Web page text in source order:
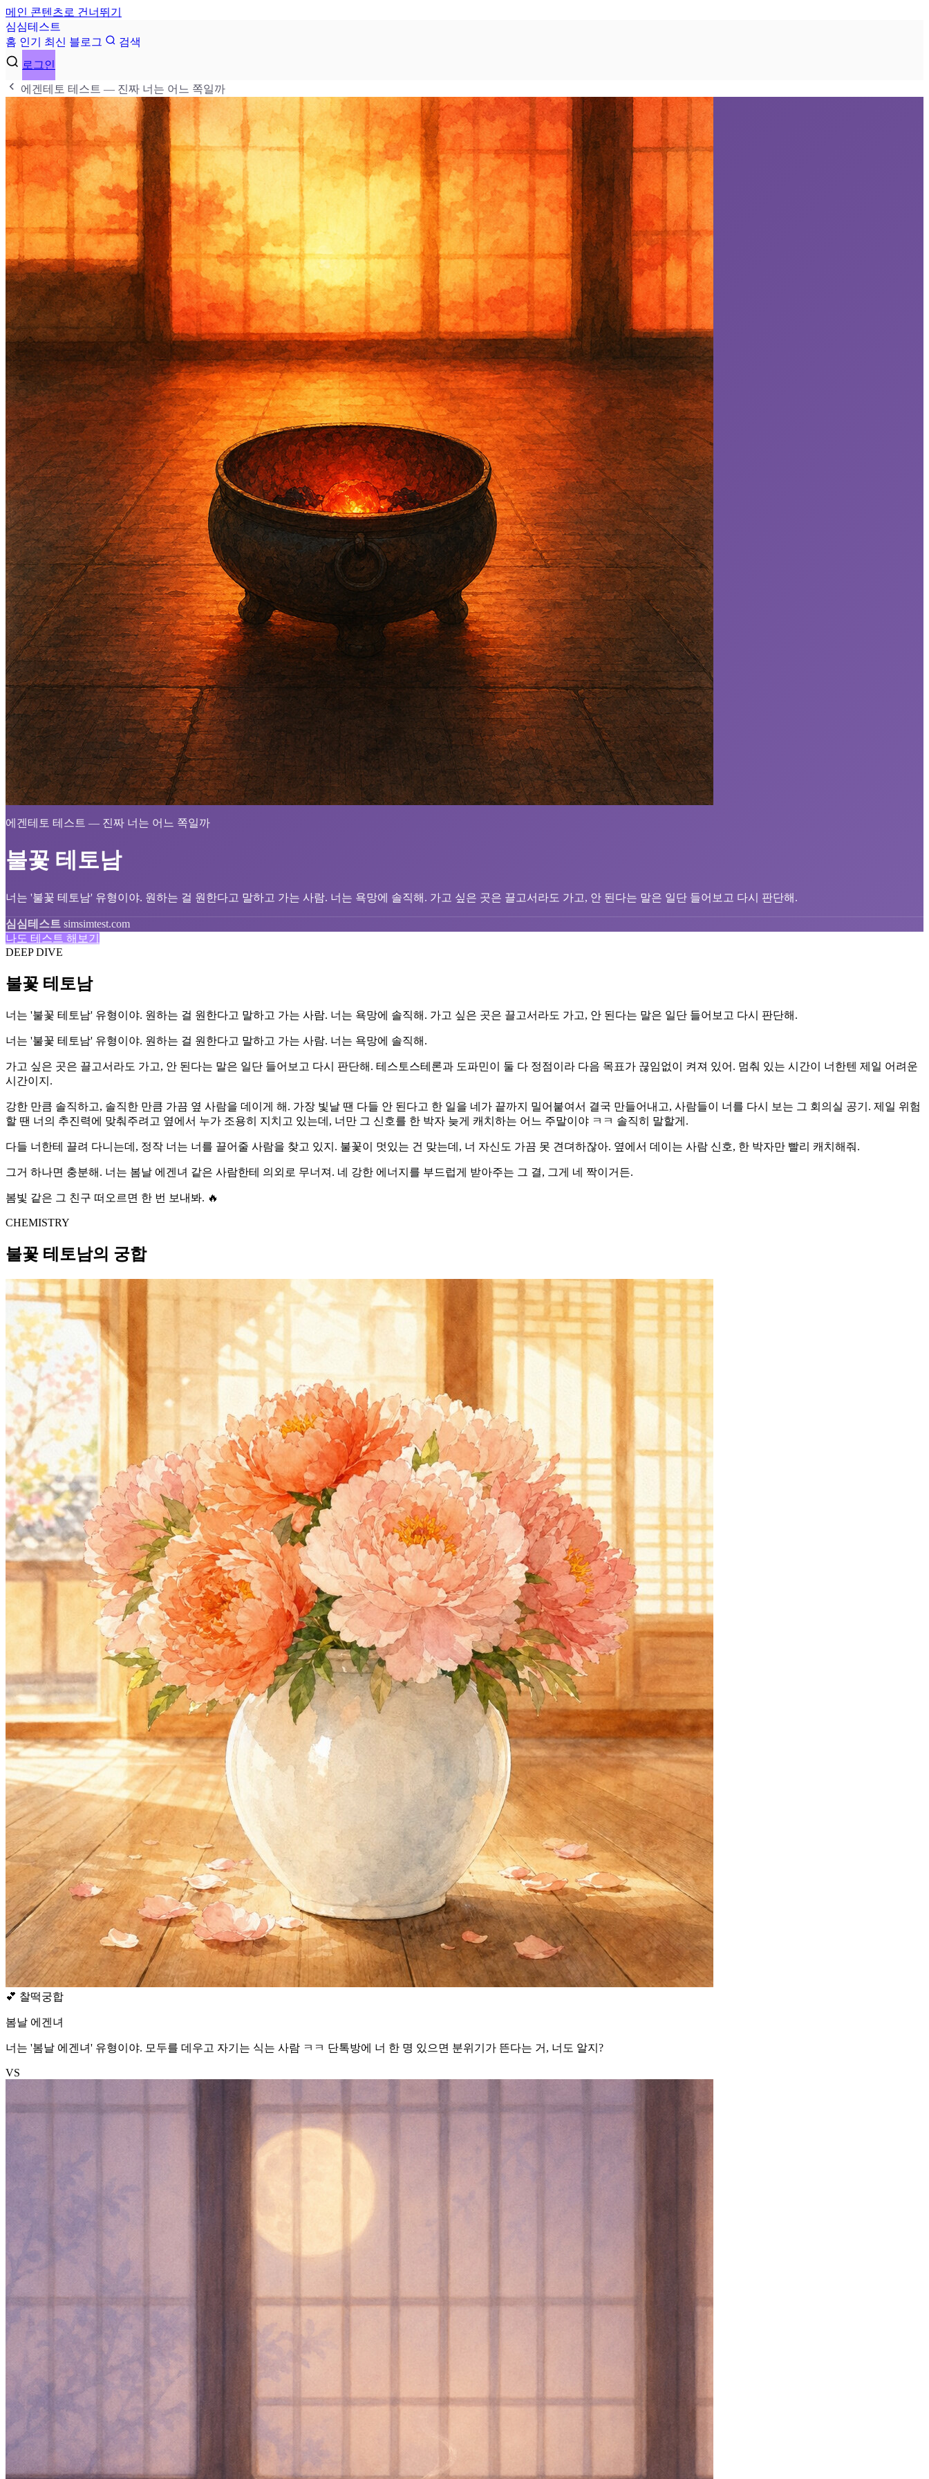
메인 콘텐츠로 건너뛰기
심심테 스 트
홈 인기 최신 블로그
검색
로그인
에겐테토 테스트 — 진짜 너는 어느 쪽일까
에겐테토 테스트 — 진짜 너는 어느 쪽일까
불꽃 테토남
너는 '불꽃 테토남' 유형이야. 원하는 걸 원한다고 말하고 가는 사람. 너는 욕망에 솔직해. 가고 싶은 곳은 끌고서라도 가고, 안 된다는 말은 일단 들어보고 다시 판단해.
심심테스트 simsimtest.com
나도 테스트 해보기
DEEP DIVE
불꽃 테토남
너는 '불꽃 테토남' 유형이야. 원하는 걸 원한다고 말하고 가는 사람. 너는 욕망에 솔직해. 가고 싶은 곳은 끌고서라도 가고, 안 된다는 말은 일단 들어보고 다시 판단해.
너는 '불꽃 테토남' 유형이야. 원하는 걸 원한다고 말하고 가는 사람. 너는 욕망에 솔직해.
가고 싶은 곳은 끌고서라도 가고, 안 된다는 말은 일단 들어보고 다시 판단해. 테스토스테론과 도파민이 둘 다 정점이라 다음 목표가 끊임없이 켜져 있어. 멈춰 있는 시간이 너한텐 제일 어려운
시간이지.
강한 만큼 솔직하고, 솔직한 만큼 가끔 옆 사람을 데이게 해. 가장 빛날 땐 다들 안 된다고 한 일을 네가 끝까지 밀어붙여서 결국 만들어내고, 사람들이 너를 다시 보는 그 회의실 공기. 제일 위험
할 땐 너의 추진력에 맞춰주려고 옆에서 누가 조용히 지치고 있는데, 너만 그 신호를 한 박자 늦게 캐치하는 어느 주말이야 ㅋㅋ 솔직히 말할게.
다들 너한테 끌려 다니는데, 정작 너는 너를 끌어줄 사람을 찾고 있지. 불꽃이 멋있는 건 맞는데, 너 자신도 가끔 못 견뎌하잖아. 옆에서 데이는 사람 신호, 한 박자만 빨리 캐치해줘.
그거 하나면 충분해. 너는 봄날 에겐녀 같은 사람한테 의외로 무너져. 네 강한 에너지를 부드럽게 받아주는 그 결, 그게 네 짝이거든.
봄빛 같은 그 친구 떠오르면 한 번 보내봐. 🔥
CHEMISTRY
불꽃 테토남의 궁합
💕 찰떡궁합
봄날 에겐녀
너는 '봄날 에겐녀' 유형이야. 모두를 데우고 자기는 식는 사람 ㅋㅋ 단톡방에 너 한 명 있으면 분위기가 뜬다는 거, 너도 알지?
VS